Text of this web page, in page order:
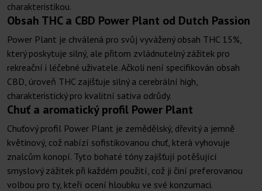
charakteristikou.
Obsah THC a CBD Power Plant od Dutch Passion
Power Plant je chválená pro svůj vyvážený obsah THC 15%,
který poskytuje silný, ale přitom zvládnutelný zážitek pro
rekreační i léčebné uživatele. Ačkoli není specifikován obsah
CBD, úroveň THC zajišťuje silný a cerebrální high,
charakteristický pro kvalitní sativa odrůdy.
Chuť a aromatický profil Power Plant
Chuťový profil Power Plant je zemědělský, dřevitý a jemně
květinový, což nabízí sofistikovanou chuť, která vyhovuje
znalcům konopí. Tyto bohaté tóny zajišťují potěšující
smyslový zážitek při každém použití, což ji činí preferovanou
volbou pro ty, kteří ocení hloubku ve své konzumaci.